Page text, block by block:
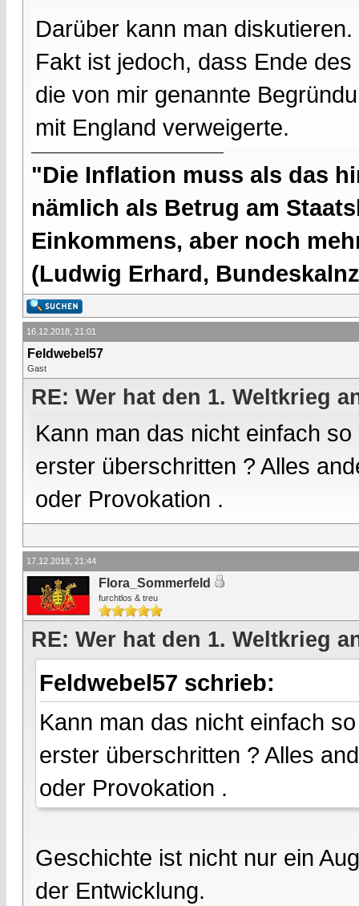
Darüber kann man diskutieren.
Fakt ist jedoch, dass Ende
die von mir genannte
mit England verweigerte.
"Die Inflation muss als das
nämlich als Betrug am
Einkommens, aber noch
(Ludwig Erhard,
16.12.2018, 21:01
Feldwebel57
Gast
RE: Wer hat den 1. Weltkrieg
Kann man das nicht einfach
erster überschritten ? Alles
oder Provokation .
17.12.2018, 21:44
Flora_Sommerfeld
furchtlos & treu
RE: Wer hat den 1. Weltkrieg
Feldwebel57 schrieb:
Kann man das nicht einfach
erster überschritten ? Alles
oder Provokation .
Geschichte ist nicht nur ein
der Entwicklung.